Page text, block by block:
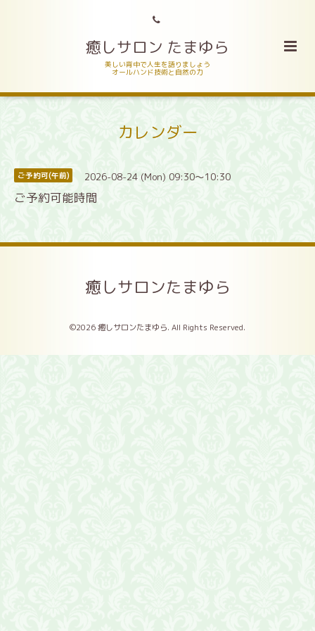
癒しサロン たまゆら
美しい背中で人生を語りましょう
オールハンド技術と自然の力
カレンダー
ご予約可(午前) 2026-08-24 (Mon) 09:30～10:30
ご予約可能時間
癒しサロンたまゆら
©2026癒しサロンたまゆら. All Rights Reserved.